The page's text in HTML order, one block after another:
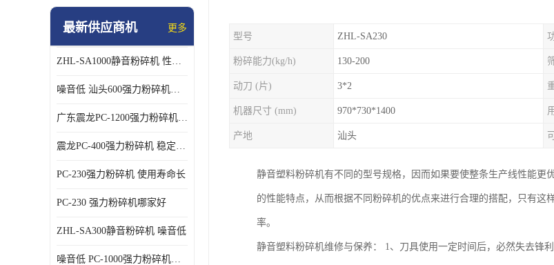
强力粉碎机
最新供应商机 更多
ZHL-SA1000静音粉碎机 性能稳定
噪音低 汕头600强力粉碎机直供
广东震龙PC-1200强力粉碎机 物超所值
震龙PC-400强力粉碎机 稳定性好
PC-230强力粉碎机 使用寿命长
PC-230 强力粉碎机哪家好
ZHL-SA300静音粉碎机 噪音低
噪音低 PC-1000强力粉碎机直供
型号 ZHL-SA230
粉碎能力(kg/h) 130-200
动刀 (片) 3*2
机器尺寸 (mm) 970*730*1400
产地 汕头
静音塑料粉碎机有不同的型号规格，因而如果要使整条生产线性能
的性能特点，从而根据不同粉碎机的优点来进行合理的搭配，只有
率。
静音塑料粉碎机维修与保养： 1、刀具使用一定时间后，必然失去锋